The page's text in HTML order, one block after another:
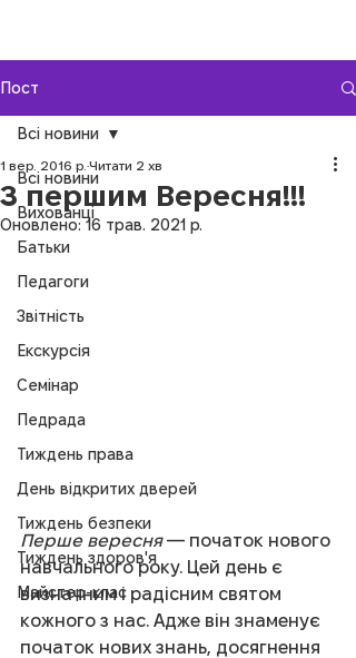
Пост
Всі новини
Вихованці
Батьки
Педагоги
Звітність
Екскурсія
Семінар
Педрада
Тиждень права
День відкритих дверей
Тиждень безпеки
Тиждень здоров'я
Майстер-клас
Всі новини
З першим Вересня!!!
1 вер. 2016 р. Читати 2 хв
Оновлено: 16 трав. 2021 р.
Перше вересня — початок нового
навчального року. Цей день є
визначним і радісним святом
кожного з нас. Адже він знаменує
початок нових знань, досягнення